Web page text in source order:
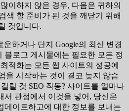
이하지 않은 경우, 다음은 귀하의
색 할 준비가 된 것을 깨닫기 위해
것입니다.
운하거나 단지 Google의 최신 변경
블로그 게시물에는 필요한 모든 정
적화는 모든 웹 사이트의 성공에
을 시작하는 것이 결코 늦지 않습
릴 것 SEO 작동? 사이트를 얼마나
서 관점에서 이것을 넣어, 당신은
데이트하고에 대한 정보를 보내는